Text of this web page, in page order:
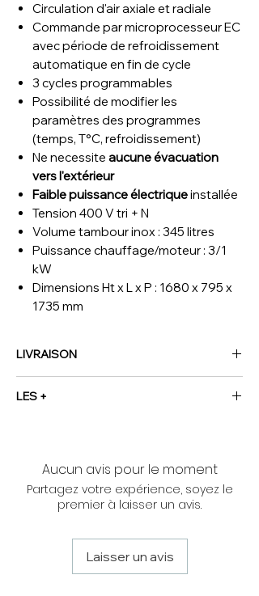
Circulation d'air axiale et radiale
Commande par microprocesseur EC
avec période de refroidissement
automatique en fin de cycle
3 cycles programmables
Possibilité de modifier les
paramètres des programmes
(temps, T°C, refroidissement)
Ne necessite aucune évacuation
vers l'extérieur
Faible puissance électriqueinstallée
Tension 400 V tri + N
Volume tambour inox : 345 litres
Puissance chauffage/moteur : 3/1
kW
Dimensions Ht x L x P : 1680 x 795 x
1735 mm
LIVRAISON
LES +
Sans raccordement des buées vers
l’extérieur. Machine «Plug & Play» :
facile à installer.
vitrage pour une meilleure
préservation de la chaleur.
Aucun avis pour le moment
Partagez votre expérience, soyez le
premier à laisser un avis.
Laisser un avis